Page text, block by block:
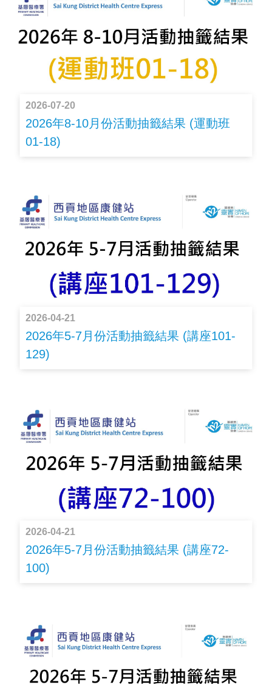
2026-07-20
2026年8-10月份活動抽籤結果 (運動班
01-18)
2026-04-21
2026年5-7月份活動抽籤結果 (講座101-
129)
2026-04-21
2026年5-7月份活動抽籤結果 (講座72-
100)